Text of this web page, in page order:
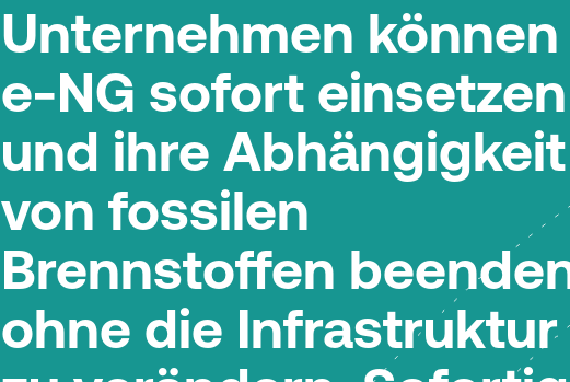
Unternehmen können
e-NG sofort einsetzen
und ihre Abhängigkeit
von fossilen
Brennstoffen
ohne die Infrastruktur